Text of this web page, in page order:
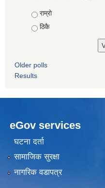
Choices
राम्रो
ठिकै
Older polls
Results
eGov services
घटना दर्ता
सामाजिक सुरक्षा
नागरिक वडापत्र